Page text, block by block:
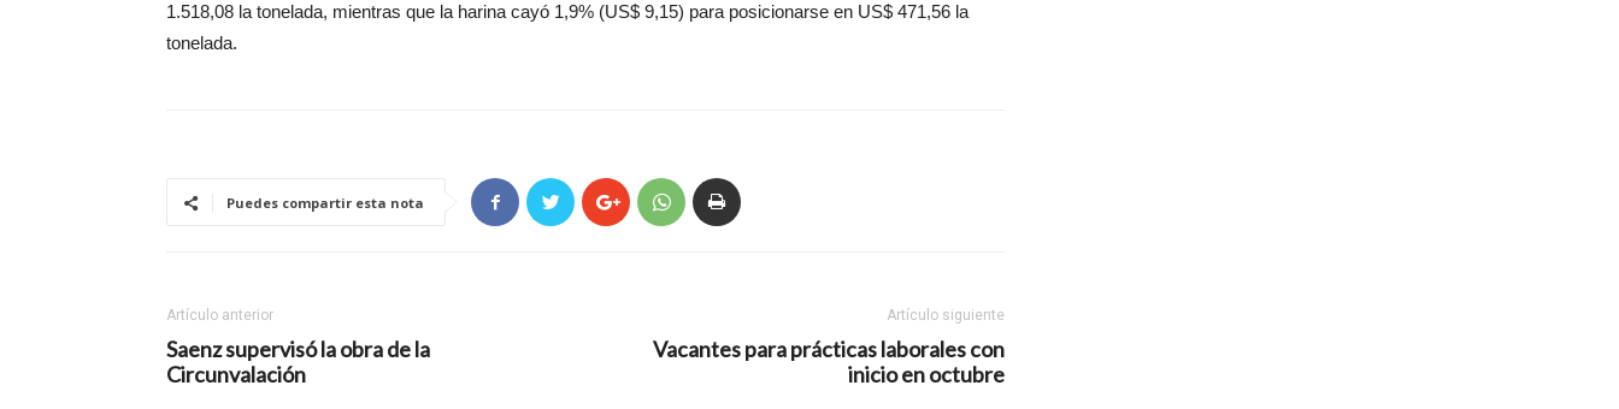
1.518,08 la tonelada, mientras que la harina cayó 1,9% (US$ 9,15) para posicionarse en US$ 471,56 la
tonelada.
Puedes compartir esta nota
Artículo anterior
Saenz supervisó la obra de la
Circunvalación
Artículo siguiente
Vacantes para prácticas laborales con
inicio en octubre